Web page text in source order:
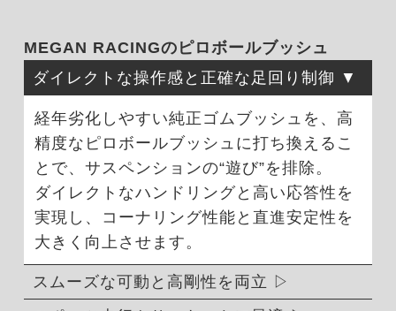
MEGAN RACINGのピロボールブッシュ
ダイレクトな操作感と正確な足回り制御
経年劣化しやすい純正ゴムブッシュを、高
精度なピロボールブッシュに打ち換えるこ
とで、サスペンションの“遊び”を排除。
ダイレクトなハンドリングと高い応答性を
実現し、コーナリング性能と直進安定性を
大きく向上させます。
スムーズな可動と高剛性を両立